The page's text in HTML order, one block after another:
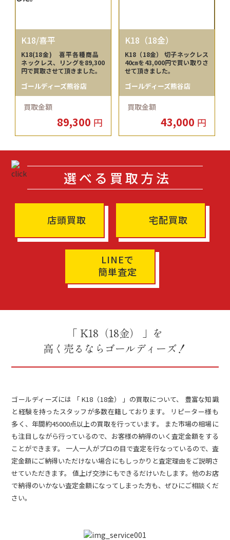
K18/喜平
K18(18金) 喜平各種商品
ネックレス、リングを89,300
円で買取させて頂きました。
ゴールディーズ熊谷店
買取金額
89,300 円
K18（18金）
K18（18金） 切子ネックレス
40㎝を43,000円で買い取りさ
せて頂きました。
ゴールディーズ熊谷店
買取金額
43,000 円
選べる買取方法
店頭買取 宅配買取
LINEで
簡単査定
「 K18（18金） 」を
高く売るならゴールディーズ！
ゴールディーズには 「 K18（18金） 」の買取について、 豊富な知識
と経験を持ったスタッフが多数在籍しております。 リピーター様も
多く、年間約45000点以上の買取を行っています。 また市場の相場に
も注目しながら行っているので、お客様の納得のいく査定金額をする
ことができます。 一人一人がプロの目で査定を行なっているので、査
定金額にご納得いただけない場合にもしっかりと査定理由をご説明さ
せていただきます。 値上げ交渉にもできるだけいたします。他のお店
で納得のいかない査定金額になってしまった方も、ぜひにご相談くだ
さい。